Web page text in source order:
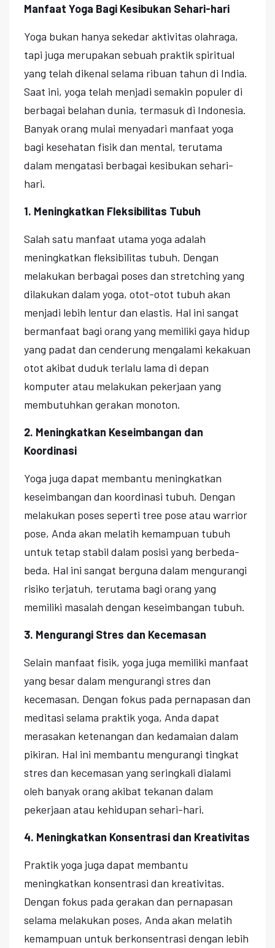
Manfaat Yoga Bagi Kesibukan Sehari-hari
Yoga bukan hanya sekedar aktivitas olahraga,
tapi juga merupakan sebuah praktik spiritual
yang telah dikenal selama ribuan tahun di India.
Saat ini, yoga telah menjadi semakin populer di
berbagai belahan dunia, termasuk di Indonesia.
Banyak orang mulai menyadari manfaat yoga
bagi kesehatan fisik dan mental, terutama
dalam mengatasi berbagai kesibukan sehari-
hari.
1. Meningkatkan Fleksibilitas Tubuh
Salah satu manfaat utama yoga adalah
meningkatkan fleksibilitas tubuh. Dengan
melakukan berbagai poses dan stretching yang
dilakukan dalam yoga, otot-otot tubuh akan
menjadi lebih lentur dan elastis. Hal ini sangat
bermanfaat bagi orang yang memiliki gaya hidup
yang padat dan cenderung mengalami kekakuan
otot akibat duduk terlalu lama di depan
komputer atau melakukan pekerjaan yang
membutuhkan gerakan monoton.
2. Meningkatkan Keseimbangan dan
Koordinasi
Yoga juga dapat membantu meningkatkan
keseimbangan dan koordinasi tubuh. Dengan
melakukan poses seperti tree pose atau warrior
pose, Anda akan melatih kemampuan tubuh
untuk tetap stabil dalam posisi yang berbeda-
beda. Hal ini sangat berguna dalam mengurangi
risiko terjatuh, terutama bagi orang yang
memiliki masalah dengan keseimbangan tubuh.
3. Mengurangi Stres dan Kecemasan
Selain manfaat fisik, yoga juga memiliki manfaat
yang besar dalam mengurangi stres dan
kecemasan. Dengan fokus pada pernapasan dan
meditasi selama praktik yoga, Anda dapat
merasakan ketenangan dan kedamaian dalam
pikiran. Hal ini membantu mengurangi tingkat
stres dan kecemasan yang seringkali dialami
oleh banyak orang akibat tekanan dalam
pekerjaan atau kehidupan sehari-hari.
4. Meningkatkan Konsentrasi dan Kreativitas
Praktik yoga juga dapat membantu
meningkatkan konsentrasi dan kreativitas.
Dengan fokus pada gerakan dan pernapasan
selama melakukan poses, Anda akan melatih
kemampuan untuk berkonsentrasi dengan lebih